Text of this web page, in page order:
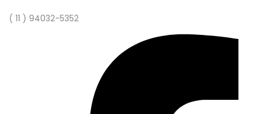
( 11 ) 94032-5352